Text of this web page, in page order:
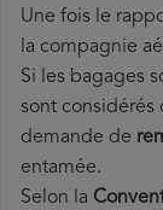
Une fois le
la compagnie
Si les bagages
sont
demande de
entamée.
Selon la